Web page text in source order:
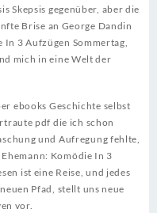
Skepsis gegenüber, aber die
Brise an George Dandin
3 Aufzügen Sommertag,
mich in eine Welt der
ebooks Geschichte selbst
pdf die ich schon
und Aufregung fehlte,
Komödie In 3
ist eine Reise, und jedes
Pfad, stellt uns neue
vor.